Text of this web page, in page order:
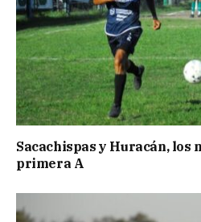
Sacachispas y Huracán, los
primera A